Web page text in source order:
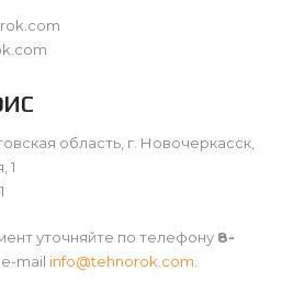
область, г. Новочеркасск,
1
уточняйте по телефону 8-
mail info@tehnorok.com